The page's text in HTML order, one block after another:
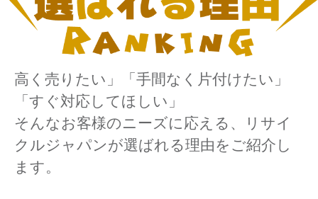
高く売りたい」「手間なく片付けたい」
「すぐ対応してほしい」
そんなお客様のニーズに応える、リサイ
クルジャパンが選ばれる理由をご紹介し
ます。